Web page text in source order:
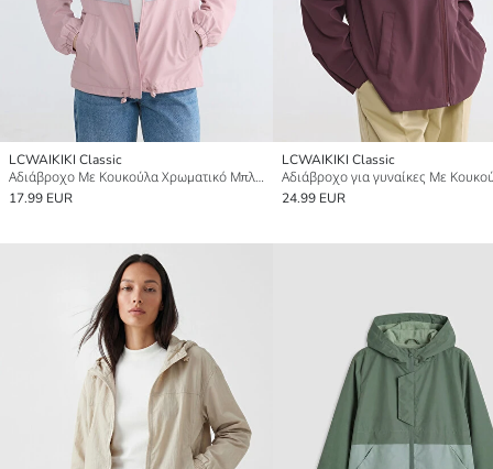
LCWAIKIKI Classic
Αδιάβροχο Με Κουκούλα Χρωματικό Μπλοκ για γυναίκες
17.99 EUR
LCWAIKIKI Classic
Αδιάβροχο για γυναίκες Με
24.99 EUR